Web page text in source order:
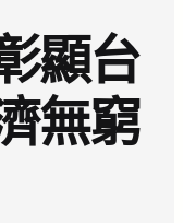
顯台
無窮